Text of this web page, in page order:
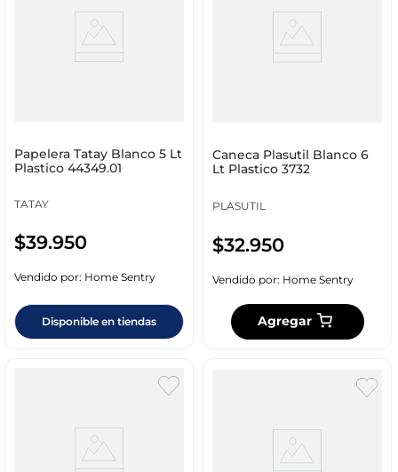
Papelera Tatay Blanco 5 Lt
Plastico 44349.01
TATAY
$39.950
Vendido por: Home Sentry
Disponible en tiendas
Caneca Plasutil Blanco 6
Lt Plastico 3732
PLASUTIL
$32.950
Vendido por: Home Sentry
Agregar